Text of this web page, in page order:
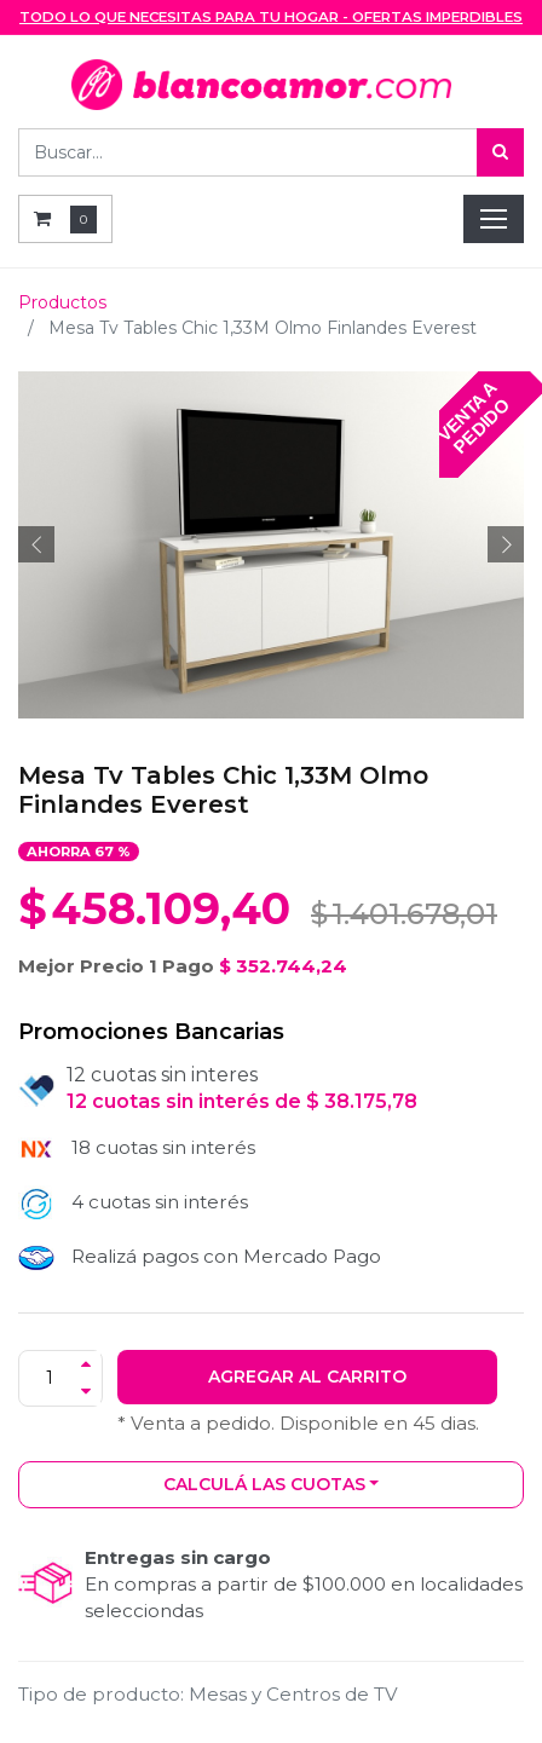
TODO LO QUE NECESITAS PARA TU HOGAR - OFERTAS IMPERDIBLES
0
Productos
Mesa Tv Tables Chic 1,33M Olmo Finlandes Everest
V
E
N
T
A
A
P
E
D
I
D
O
Mesa Tv Tables Chic 1,33M Olmo
Finlandes Everest
AHORRA 67%
$458.109,40 $1.401.678,01
Mejor Precio 1 Pago $ 352.744,24
Promociones Bancarias
12 cuotas sin interes
12 cuotas sin interés de $ 38.175,78
18 cuotas sin interés
4 cuotas sin interés
Realizá pagos con Mercado Pago
AGREGAR AL CARRITO
* Venta a pedido. Disponible en 45 dias.
CALCULÁ LAS CUOTAS
Entregas sin cargo
En compras a partir de $100.000 en localidades
selecciondas
Tipo de producto: Mesas y Centros de TV